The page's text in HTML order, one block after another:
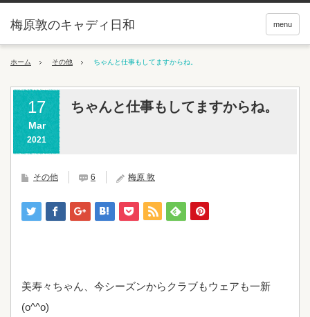
menu
梅原敦のキャディ日和
ホーム その他 ちゃんと仕事もしてますからね。
17
Mar
2021
ちゃんと仕事もしてますからね。
その他 6 梅原 敦
美寿々ちゃん、今シーズンからクラブもウェアも一新
(o^^o)